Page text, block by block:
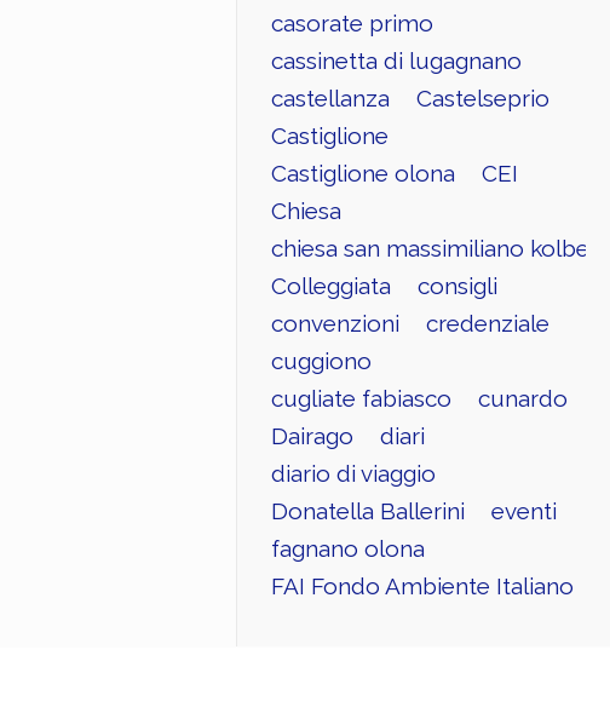
casorate primo
cassinetta di lugagnano
castellanza
Castelseprio
Castiglione
Castiglione olona
CEI
Chiesa
chiesa san massimiliano kolbe
Colleggiata
consigli
convenzioni
credenziale
cuggiono
cugliate fabiasco
cunardo
Dairago
diari
diario di viaggio
Donatella Ballerini
eventi
fagnano olona
FAI Fondo Ambiente Italiano